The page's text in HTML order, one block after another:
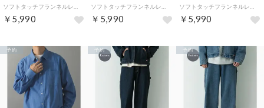
￥5,990 ￥5,990 ￥5,990
予約 予約 予約